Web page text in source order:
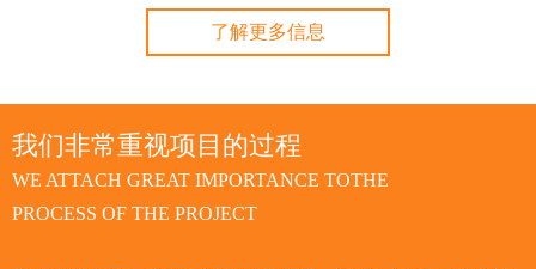
了解更多信息
我们非常重视项目的过程
WE ATTACH GREAT IMPORTANCE TOTHE
PROCESS OF THE PROJECT